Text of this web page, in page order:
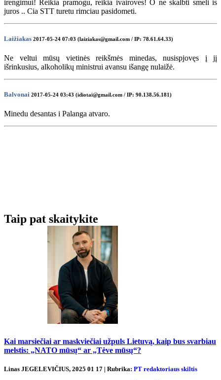
irengimui! Reikia pramogu, reikia ivairoves! O ne skalbti smeli is
juros .. Cia STT turetu rimciau pasidometi.
Laižiakas 2017-05-24 07:03 (laiziakas@gmail.com / IP: 78.61.64.33)
Ne veltui mūsų vietinės reikšmės minedas, nusispjovęs į jį
išrinkusius, alkoholikų ministrui avansu išangę nulaižė.
Balvonai 2017-05-24 03:43 (idiotai@gmail.com / IP: 90.138.56.181)
Minedu desantas i Palanga atvaro.
Taip pat skaitykite
Kai marsiečiai ar maskviečiai užpuls Lietuvą, kaip bus svarbiau
melstis: „NATO mūsų“ ar „Tėve mūsų“?
Linas JEGELEVIČIUS, 2025 01 17 | Rubrika: PT redaktoriaus skiltis